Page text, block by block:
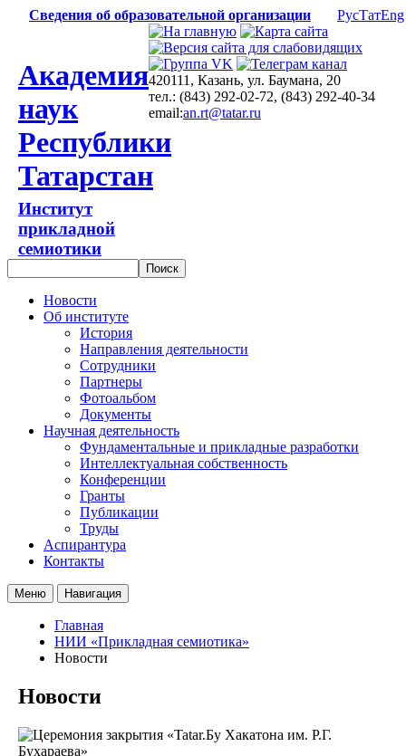
Сведения об образовательной организации РусТатEng
Академия
наук
Республики
Татарстан
Институт
прикладной
семиотики
420111, Казань, ул. Баумана, 20
тел.: (843) 292-02-72, (843) 292-40-34
email:an.rt@tatar.ru
Новости
Об институте
История
Направления деятельности
Сотрудники
Партнеры
Фотоальбом
Документы
Научная деятельность
Фундаментальные и прикладные разработки
Интеллектуальная собственность
Конференции
Гранты
Публикации
Труды
Аспирантура
Контакты
Меню Навигация
Главная
НИИ «Прикладная семиотика»
Новости
Новости